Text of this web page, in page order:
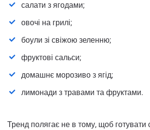
салати з ягодами;
овочі на грилі;
боули зі свіжою зеленню;
фруктові сальси;
домашнє морозиво з ягід;
лимонади з травами та фруктами.
Тренд полягає не в тому, щоб готувати